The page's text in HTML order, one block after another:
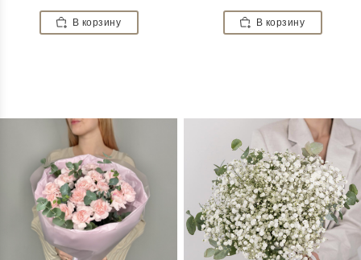
В корзину В корзину